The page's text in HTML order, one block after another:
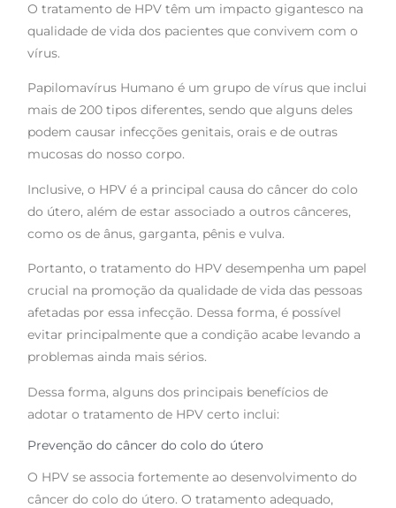
O tratamento de HPV têm um impacto gigantesco na
qualidade de vida dos pacientes que convivem com o
vírus.
Papilomavírus Humano é um grupo de vírus que inclui
mais de 200 tipos diferentes, sendo que alguns deles
podem causar infecções genitais, orais e de outras
mucosas do nosso corpo.
Inclusive, o HPV é a principal causa do câncer do colo
do útero, além de estar associado a outros cânceres,
como os de ânus, garganta, pênis e vulva.
Portanto, o tratamento do HPV desempenha um papel
crucial na promoção da qualidade de vida das pessoas
afetadas por essa infecção. Dessa forma, é possível
evitar principalmente que a condição acabe levando a
problemas ainda mais sérios.
Dessa forma, alguns dos principais benefícios de
adotar o tratamento de HPV certo inclui:
Prevenção do câncer do colo do útero
O HPV se associa fortemente ao desenvolvimento do
câncer do colo do útero. O tratamento adequado,